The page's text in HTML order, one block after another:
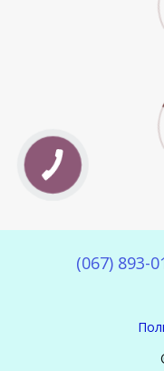
(067) 893-